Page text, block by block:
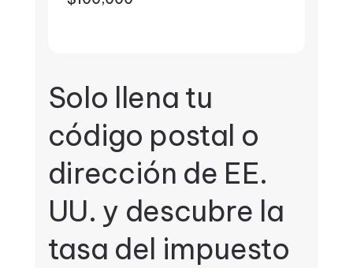
Solo llena tu
código postal o
dirección de EE.
UU. y descubre la
tasa del impuesto